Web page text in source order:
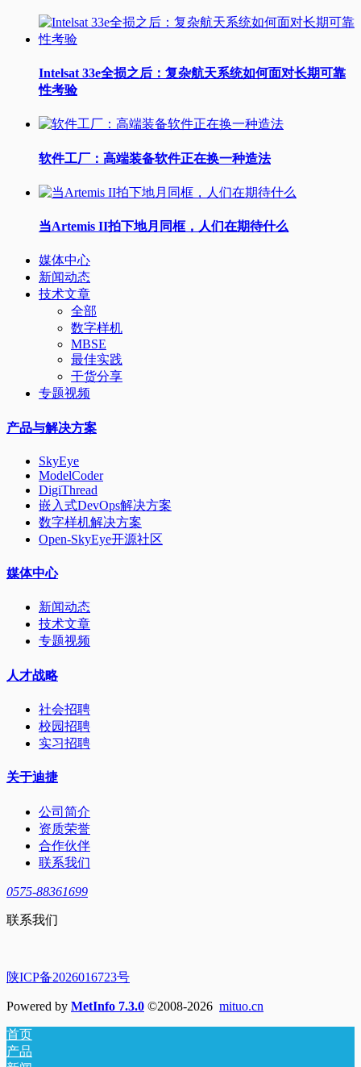
Intelsat 33e全损之后：复杂航天系统如何面对长期可靠
性考验
软件工厂：高端装备软件正在换一种造法
当Artemis II拍下地月同框，人们在期待什么
媒体中心
新闻动态
技术文章
全部
数字样机
MBSE
最佳实践
干货分享
专题视频
产品与解决方案
SkyEye
ModelCoder
DigiThread
嵌入式DevOps解决方案
数字样机解决方案
Open-SkyEye开源社区
媒体中心
新闻动态
技术文章
专题视频
人才战略
社会招聘
校园招聘
实习招聘
关于迪捷
公司简介
资质荣誉
合作伙伴
联系我们
0575-88361699
联系我们
陕ICP备2026016723号
Powered by MetInfo 7.3.0 ©2008-2026 mituo.cn
首页
产品